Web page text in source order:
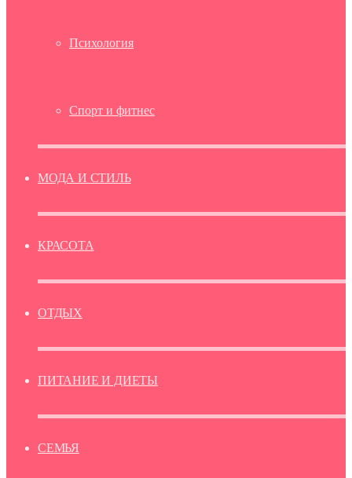
Психология
Спорт и фитнес
МОДА И СТИЛЬ
КРАСОТА
ОТДЫХ
ПИТАНИЕ И ДИЕТЫ
СЕМЬЯ